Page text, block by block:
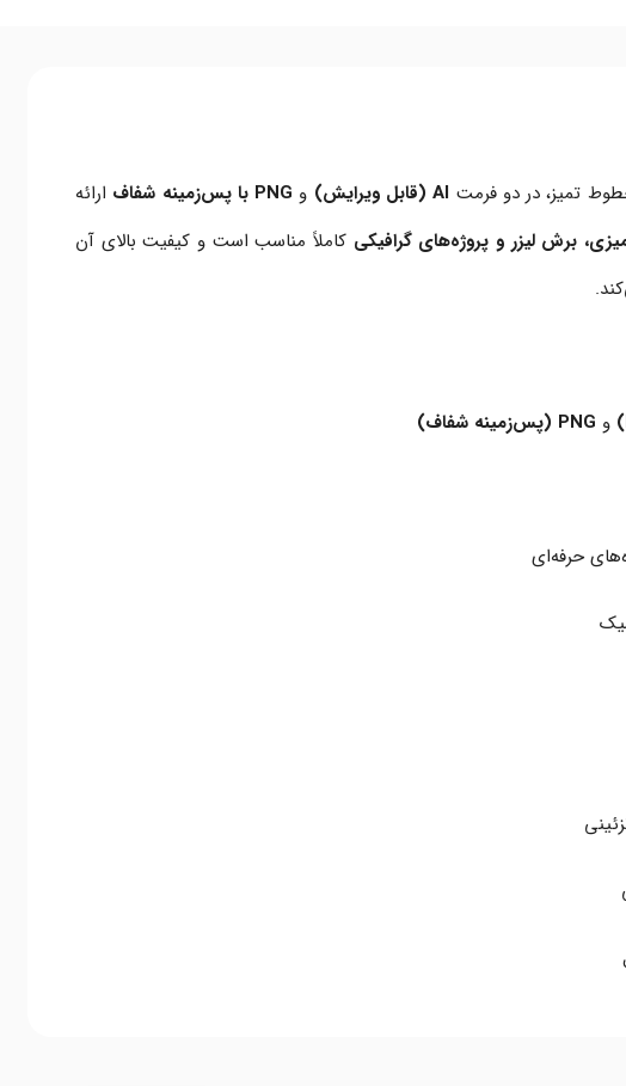
تمیز، در دو فرمت AI (قابل ویرایش) و PNG با پس‌زمینه شفاف
ارائه
برش لیزر و پروژه‌های گرافیکی کاملاً مناسب است و کیفیت بالای آن
و PNG (پس‌زمینه شفاف)
حرفه‌ای